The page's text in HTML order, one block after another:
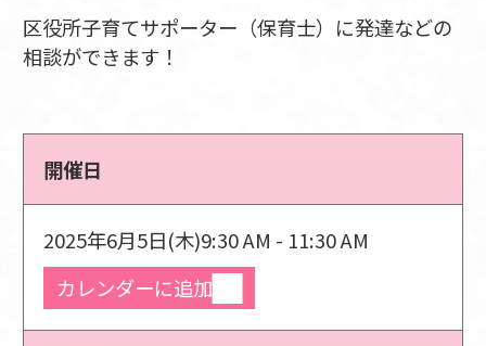
区役所子育てサポーター（保育士）に発達などの
相談ができます！
開催日
2025年6月5日(木)9:30 AM - 11:30 AM
カレンダーに追加